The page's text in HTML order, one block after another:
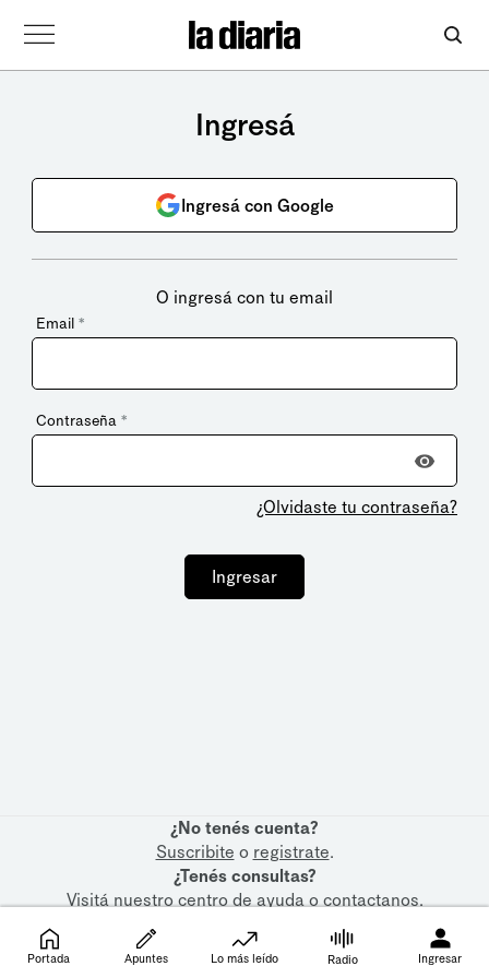
Ingresá
Ingresá con Google
O ingresá con tu email
Email *
Contraseña *
¿Olvidaste tu contraseña?
Ingresar
¿No tenés cuenta?
Suscribite o registrate.
¿Tenés consultas?
Visitá nuestrocentro de ayudaocontactanos.
Portada Apuntes Lo más leído Radio Ingresar